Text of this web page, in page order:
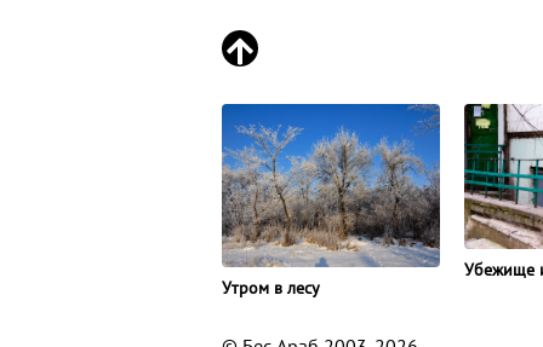
Утром в лесу
Убежище